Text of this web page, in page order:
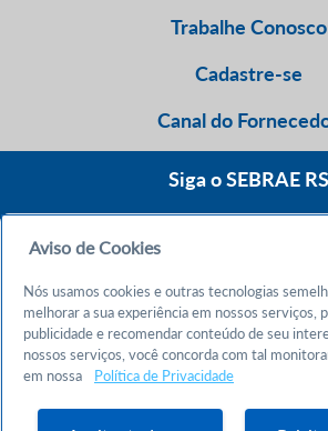
Trabalhe Conosco
Cadastre-se
Canal do
Siga o SEBRAE RS
Atendimento 24h
Chame no WhatsApp
Aviso de Cookies
Nós usamos cookies e outras tecnologias
melhorar a sua experiência em nossos serviços,
publicidade e recomendar conteúdo de seu
nossos serviços, você concorda com tal
em nossa
Política de Privacidade